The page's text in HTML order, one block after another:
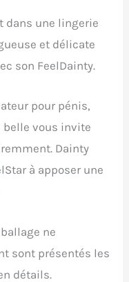
dans une lingerie
et délicate
son FeelDainty.
pour pénis,
belle vous invite
Dainty
à apposer une
ne
sont présentés les
détails.